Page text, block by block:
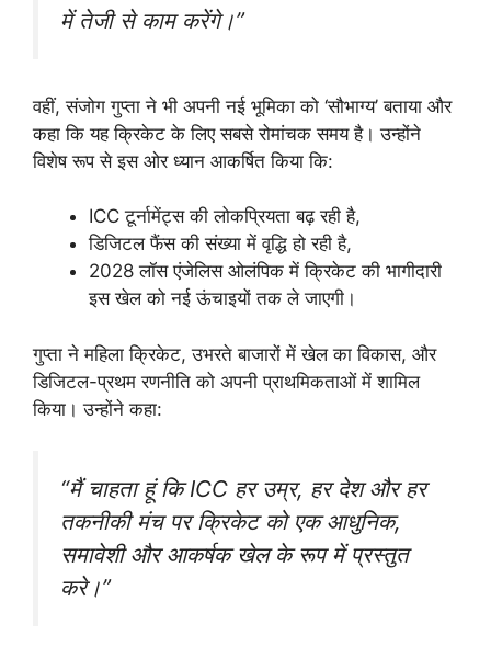
में तेजी से काम करेंगे।”
वहीं, संजोग गुप्ता ने भी अपनी नई भूमिका को ‘सौभाग्य’ बताया और
कहा कि यह क्रिकेट के लिए सबसे रोमांचक समय है। उन्होंने
विशेष रूप से इस ओर ध्यान आकर्षित किया कि:
ICC टूर्नामेंट्स की लोकप्रियता बढ़ रही है,
डिजिटल फैंस की संख्या में वृद्धि हो रही है,
2028 लॉस एंजेलिस ओलंपिक में क्रिकेट की भागीदारी
इस खेल को नई ऊंचाइयों तक ले जाएगी।
गुप्ता ने महिला क्रिकेट, उभरते बाजारों में खेल का विकास, और
डिजिटल-प्रथम रणनीति को अपनी प्राथमिकताओं में शामिल
किया। उन्होंने कहा:
“मैं चाहता हूं कि ICC हर उम्र, हर देश और हर
तकनीकी मंच पर क्रिकेट को एक आधुनिक,
समावेशी और आकर्षक खेल के रूप में प्रस्तुत
करे।”